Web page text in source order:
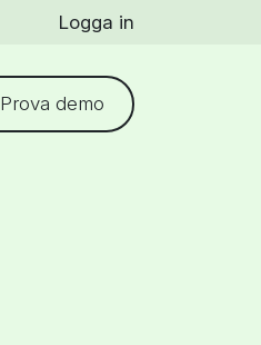
Logga in
Prova demo